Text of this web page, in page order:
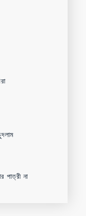
পাত্রী না